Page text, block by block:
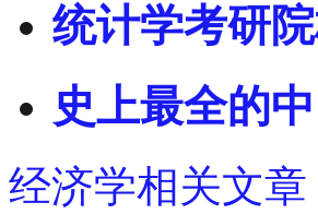
统计学考研
史上最全的
经济学相关文章